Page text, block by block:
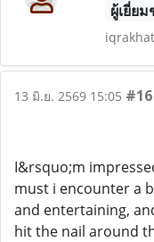
ผู้เยี่ย
13 มิ.ย. 2569 15:05 #16
I&rsquo;m
must i encounter a
and entertaining,
hit the nail around